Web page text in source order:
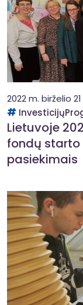
2022 m. birželio 21
Lietuvoje
fondų
pasiekimais